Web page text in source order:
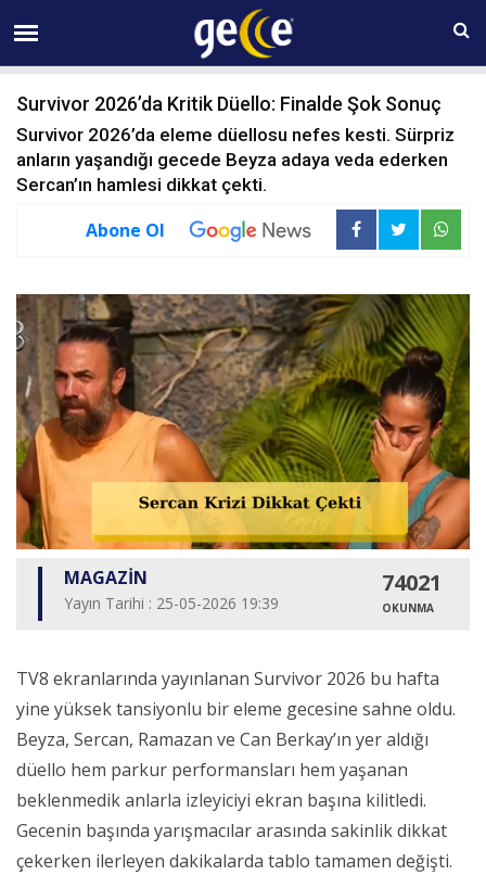
06 AĞUSTOS Perşembe 20:24
Survivor 2026’da Kritik Düello: Finalde Şok Sonuç
Survivor 2026’da eleme düellosu nefes kesti. Sürpriz
anların yaşandığı gecede Beyza adaya veda ederken
Sercan’ın hamlesi dikkat çekti.
Abone Ol
MAGAZİN
Yayın Tarihi : 25-05-2026 19:39
74021
OKUNMA
TV8 ekranlarında yayınlanan Survivor 2026 bu hafta
yine yüksek tansiyonlu bir eleme gecesine sahne oldu.
Beyza, Sercan, Ramazan ve Can Berkay’ın yer aldığı
düello hem parkur performansları hem yaşanan
beklenmedik anlarla izleyiciyi ekran başına kilitledi.
Gecenin başında yarışmacılar arasında sakinlik dikkat
çekerken ilerleyen dakikalarda tablo tamamen değişti.